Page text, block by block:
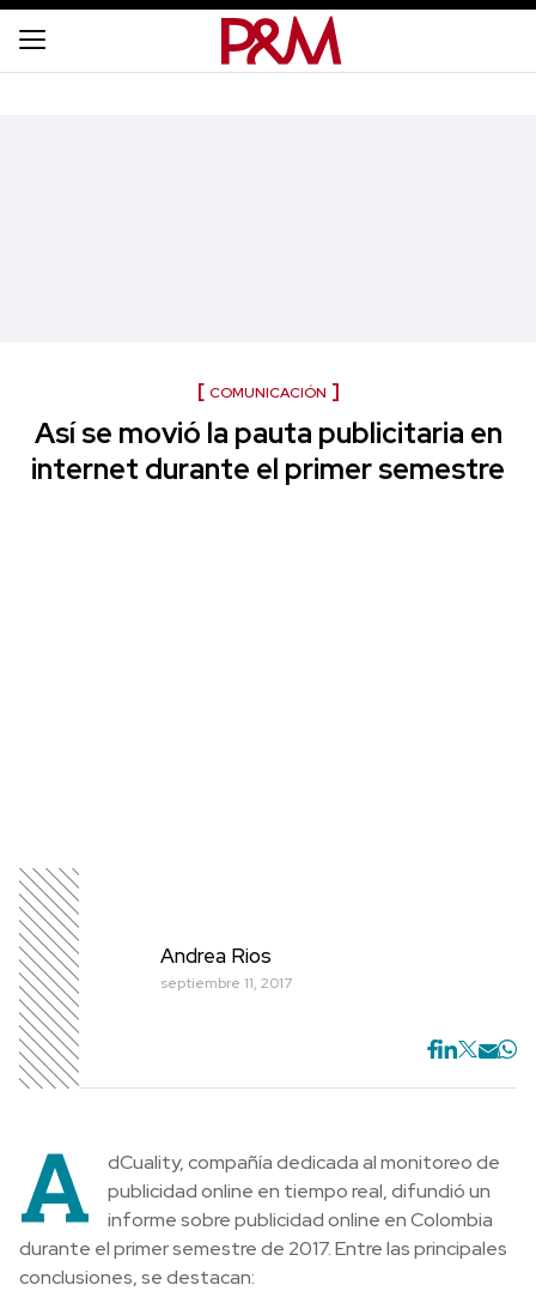
COMUNICACIÓN
Así se movió la pauta publicitaria en
internet durante el primer semestre
Andrea Rios
septiembre 11, 2017
A
dCuality, compañía dedicada al monitoreo de
publicidad online en tiempo real, difundió un
informe sobre publicidad online en Colombia
durante el primer semestre de 2017. Entre las principales
conclusiones, se destacan: